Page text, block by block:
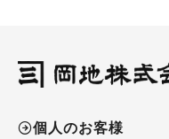
個人のお客様